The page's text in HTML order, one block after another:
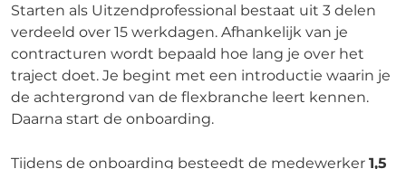
Starten als Uitzendprofessional bestaat uit 3 delen
verdeeld over 15 werkdagen. Afhankelijk van je
contracturen wordt bepaald hoe lang je over het
traject doet. Je begint met een introductie waarin je
de achtergrond van de flexbranche leert kennen.
Daarna start de onboarding.
Tijdens de onboarding besteedt de medewerker 1,5